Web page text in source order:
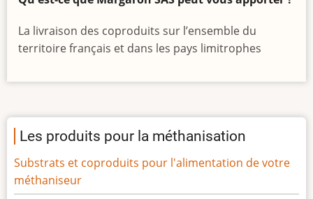
La livraison des coproduits sur l’ensemble du
territoire français et dans les pays limitrophes
Les produits pour la méthanisation
Substrats et coproduits pour l'alimentation de votre
méthaniseur